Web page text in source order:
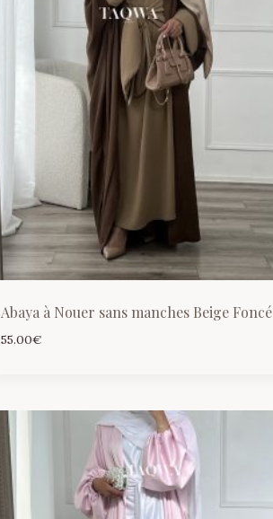
Abaya à Nouer sans manches Beige Foncé
55.00€